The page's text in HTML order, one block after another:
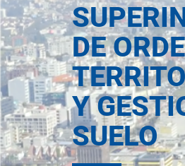
DE
Y
SUELO